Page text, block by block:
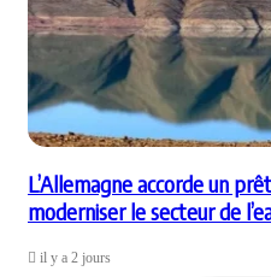
L’Allemagne accorde un
moderniser le secteur de
il y a 2 jours